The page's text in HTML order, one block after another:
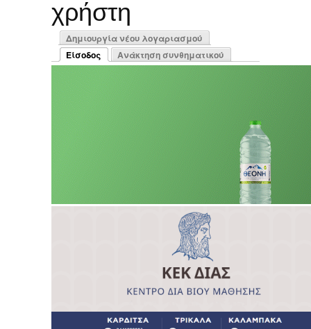
χρήστη
Πρωτεύουσες καρτέλες
Δημιουργία νέου λογαριασμού
Είσοδος
(ενεργή καρτέλα)
Ανάκτηση συνθηματικού